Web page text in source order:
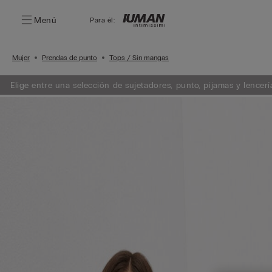
Menú Para él:
Mujer Prendas de punto Tops / Sin mangas
Elige entre una selección de sujetadores, punto, pijamas y lencería. Añade 3 artículos a tu carrito y obtén un 50% de descuento en
menor importe.